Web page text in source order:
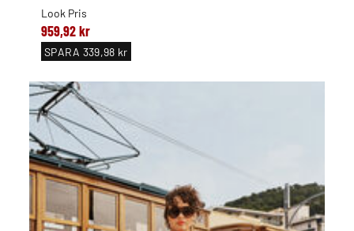
Look Pris
959,92 kr
SPARA 339,98 kr